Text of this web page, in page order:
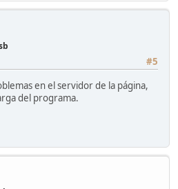
#5
en el servidor de la página,
del programa.